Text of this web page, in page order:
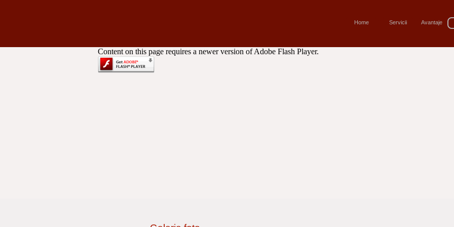
Home Servicii Avantaje
Content on this page requires a newer version of Adobe Flash Player.